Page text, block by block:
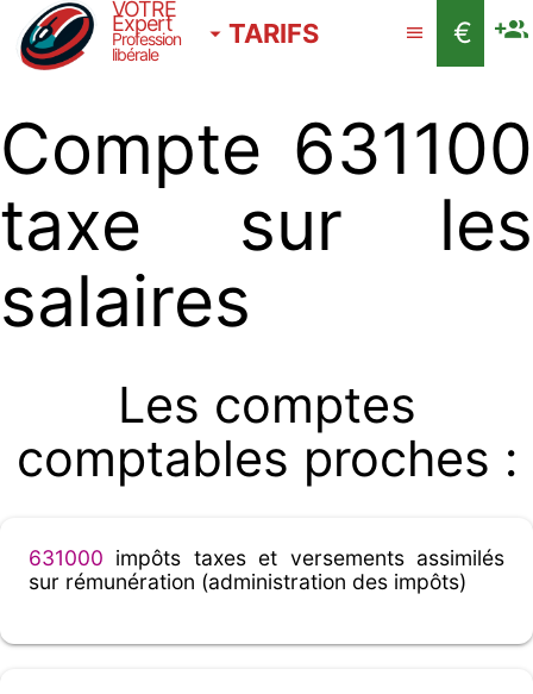
VOTRE
Expert
Profession
libérale
TARIFS €
Compte 631100
taxe sur les
salaires
Les comptes
comptables proches :
631000 impôts taxes et versements assimilés
sur rémunération (administration des impôts)